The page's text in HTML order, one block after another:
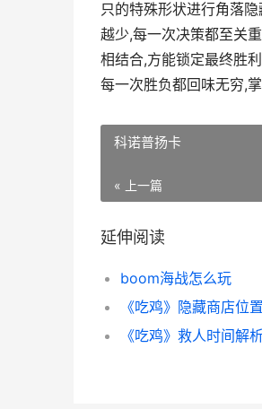
只的特殊形状进行角落
越少,每一次决策都至关
相结合,方能锁定最终胜
每一次胜负都回味无穷,
科诺普扬卡
« 上一篇
延伸阅读
boom海战怎么玩
《吃鸡》救人时间解